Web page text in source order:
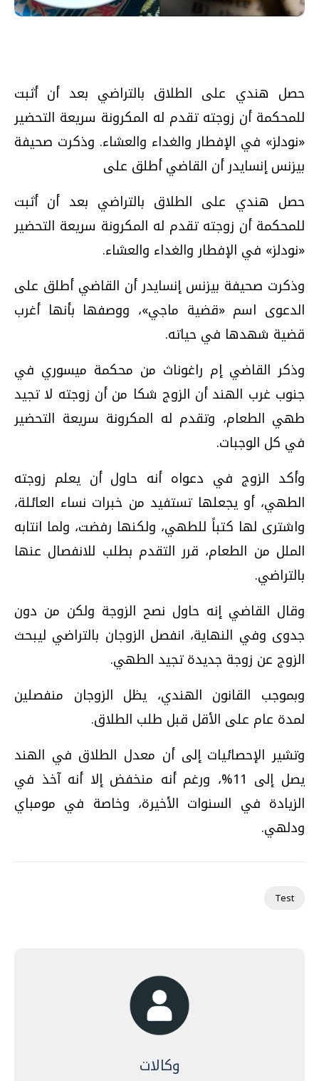
حصل هندي على الطلاق بالتراضي بعد أن أثبت
للمحكمة أن زوجته تقدم له المكرونة سريعة التحضير
«نودلز» في الإفطار والغداء والعشاء. وذكرت صحيفة
بيزنس إنسايدر أن القاضي أطلق على
حصل هندي على الطلاق بالتراضي بعد أن أثبت
للمحكمة أن زوجته تقدم له المكرونة سريعة التحضير
«نودلز» في الإفطار والغداء والعشاء.
وذكرت صحيفة بيزنس إنسايدر أن القاضي أطلق على
الدعوى اسم «قضية ماجي»، ووصفها بأنها أغرب
قضية شهدها في حياته.
وذكر القاضي إم راغوناث من محكمة ميسوري في
جنوب غرب الهند أن الزوج شكا من أن زوجته لا تجيد
طهي الطعام، وتقدم له المكرونة سريعة التحضير
في كل الوجبات.
وأكد الزوج في دعواه أنه حاول أن يعلم زوجته
الطهي، أو يجعلها تستفيد من خبرات نساء العائلة،
واشترى لها كتباً للطهي، ولكنها رفضت، ولما انتابه
الملل من الطعام، قرر التقدم بطلب للانفصال عنها
بالتراضي.
وقال القاضي إنه حاول نصح الزوجة ولكن من دون
جدوى وفي النهاية، انفصل الزوجان بالتراضي ليبحث
الزوج عن زوجة جديدة تجيد الطهي.
وبموجب القانون الهندي، يظل الزوجان منفصلين
لمدة عام على الأقل قبل طلب الطلاق.
وتشير الإحصائيات إلى أن معدل الطلاق في الهند
يصل إلى 11%، ورغم أنه منخفض إلا أنه آخذ في
الزيادة في السنوات الأخيرة، وخاصة في مومباي
ودلهي.
Test
وكالات